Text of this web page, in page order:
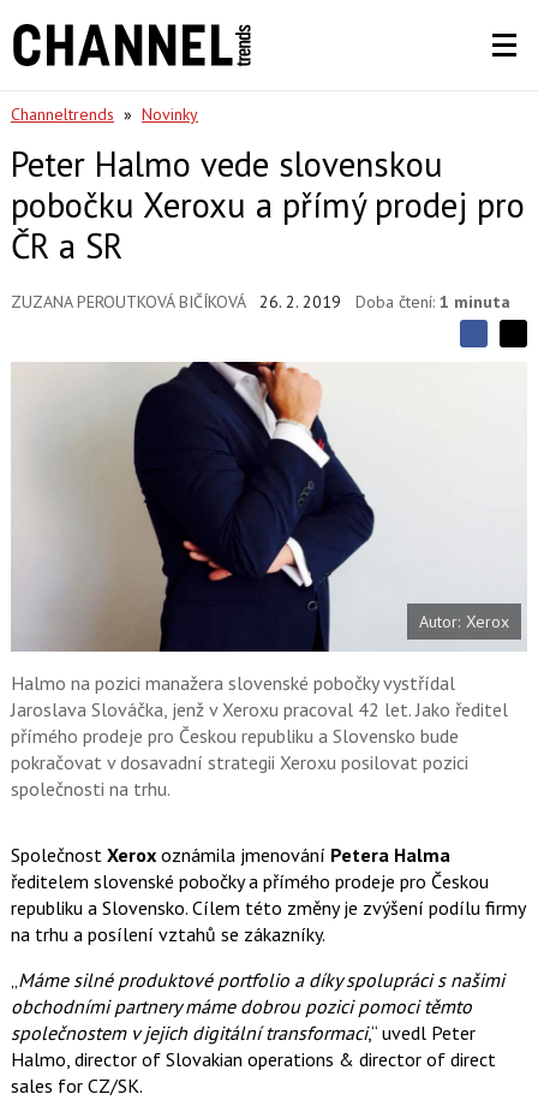
Channeltrends » Novinky
Peter Halmo vede slovenskou
pobočku Xeroxu a přímý prodej pro
ČR a SR
ZUZANA PEROUTKOVÁ BIČÍKOVÁ 26. 2. 2019 Doba čtení: 1 minuta
SS
b
o
o
k
X
Autor: Xerox
Halmo na pozici manažera slovenské pobočky vystřídal
Jaroslava Slováčka, jenž v Xeroxu pracoval 42 let. Jako ředitel
přímého prodeje pro Českou republiku a Slovensko bude
pokračovat v dosavadní strategii Xeroxu posilovat pozici
společnosti na trhu.
Společnost Xerox oznámila jmenování Petera Halma
ředitelem slovenské pobočky a přímého prodeje pro Českou
republiku a Slovensko. Cílem této změny je zvýšení podílu firmy
na trhu a posílení vztahů se zákazníky.
„Máme silné produktové portfolio a díky spolupráci s našimi
obchodními partnery máme dobrou pozici pomoci těmto
společnostem v jejich digitální transformaci,“ uvedl Peter
Halmo, director of Slovakian operations & director of direct
sales for CZ/SK.